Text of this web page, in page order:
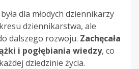
dla młodych dziennikarzy
dziennikarstwa, ale
dalszego rozwoju. Zachęcała
i pogłębiania wiedzy, co
dziedzinie życia.